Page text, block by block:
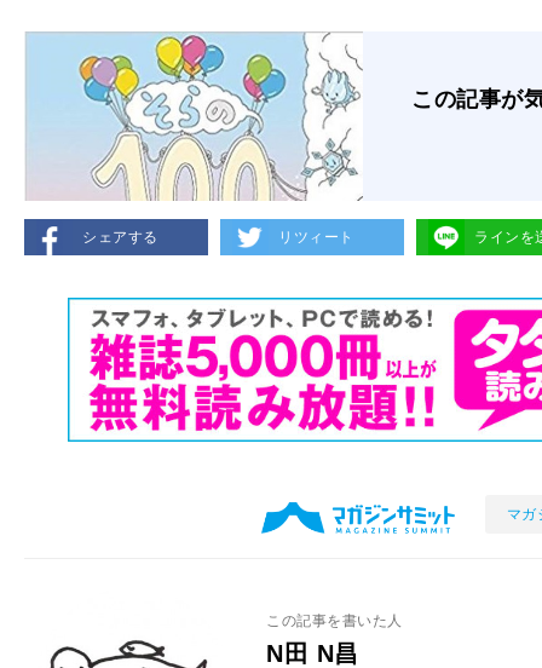
この記事が
シェアする リツィート ラインを
マガ
この記事を書いた人
N田 N昌